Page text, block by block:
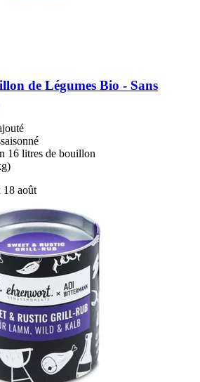
de Légumes Bio -​ Sans
16 litres de bouillon
18 août